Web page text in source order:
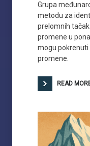
Grupa
metodu za
prelomnih
promene u
mogu pokrenuti
promene.
READ